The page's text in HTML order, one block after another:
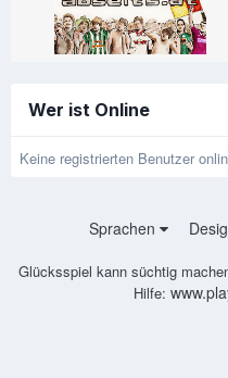
Wer ist Online
Keine registrierten Benutzer
Sprachen
Glücksspiel kann süchtig
Hilfe: